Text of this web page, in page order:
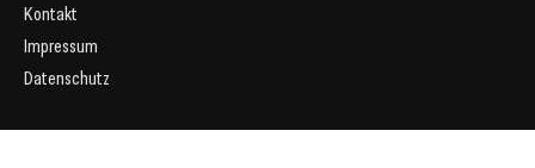
Kontakt
Impressum
Datenschutz